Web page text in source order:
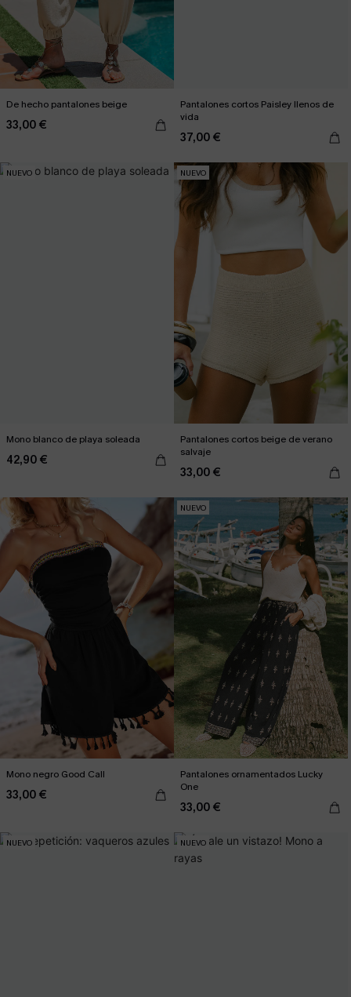
De hecho pantalones beige
33,00 €
Pantalones cortos Paisley llenos de
vida
37,00 €
NUEVO
Mono blanco de playa soleada
42,90 €
NUEVO
Pantalones cortos beige de verano
salvaje
33,00 €
Mono negro Good Call
33,00 €
NUEVO
Pantalones ornamentados Lucky
One
33,00 €
NUEVO NUEVO